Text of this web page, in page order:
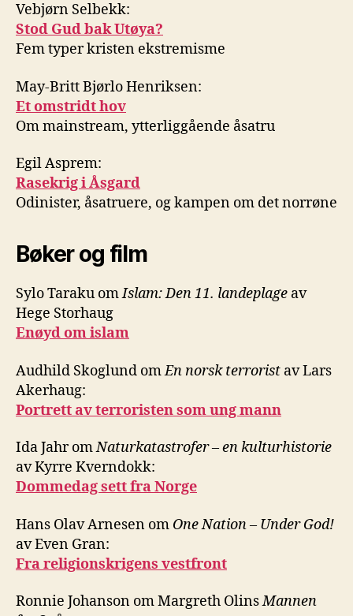
Vebjørn Selbekk:
Stod Gud bak Utøya?
Fem typer kristen ekstremisme
May-Britt Bjørlo Henriksen:
Et omstridt hov
Om mainstream, ytterliggående åsatru
Egil Asprem:
Rasekrig i Åsgard
Odinister, åsatruere, og kampen om det norrøne
Bøker og film
Sylo Taraku omIslam: Den 11. landeplage av
Hege Storhaug
Enøyd om islam
Audhild Skoglund omEn norsk terrorist av Lars
Akerhaug:
Portrett av terroristen som ung mann
Ida Jahr omNaturkatastrofer – en kulturhistorie
av Kyrre Kverndokk:
Dommedag sett fra Norge
Hans Olav Arnesen om One Nation – Under God!
av Even Gran:
Fra religionskrigens vestfront
Ronnie Johanson om Margreth OlinsMannen